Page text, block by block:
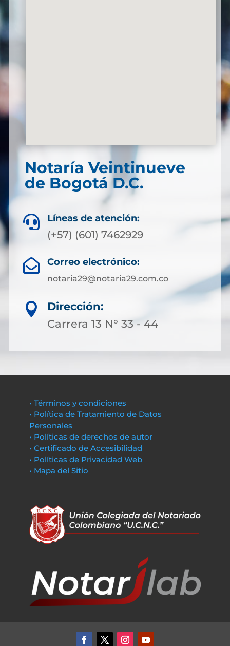
Notaría Veintinueve
de Bogotá D.C.
 Líneas de atención:
(+57) (601) 7462929
 Correo electrónico:
notaria29@notaria29.com.co

Dirección:
Carrera 13 N° 33 - 44
• Términos y condiciones
• Política de Tratamiento de Datos
Personales
• Políticas de derechos de autor
• Certificado de Accesibilidad
• Políticas de Privacidad Web
• Mapa del Sitio